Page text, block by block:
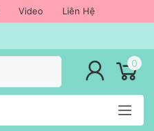
Video Liên Hệ
0